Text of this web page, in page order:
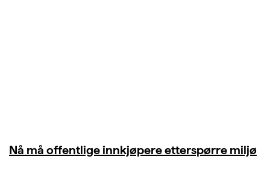
Nå må offentlige innkjøpere etterspørre miljø